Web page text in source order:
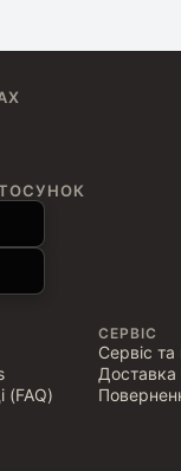
(FAQ)
СЕРВІС
Сервіс та
Доставка